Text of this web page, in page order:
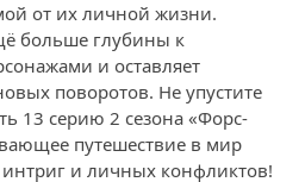
от их личной жизни.
больше глубины к
и оставляет
поворотов. Не упустите
13 серию 2 сезона «Форс-
путешествие в мир
и личных конфликтов!